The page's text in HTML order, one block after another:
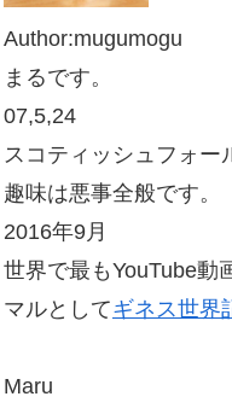
Author:mugumogu
まるです。
07,5,24
スコティッシュフォー
趣味は悪事全般です。
2016年9月
世界で最もYouTube動
マルとしてギネス世界
Maru